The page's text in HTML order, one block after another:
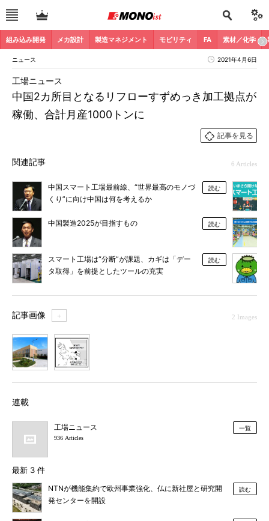
組み込み開発 メカ設計 製造マネジメント モビリティ FA 素材／化学
ニュース 2021年4月6日
中国2カ所目となるリフローすずめっき加工拠点が
稼働、合計月産1000トンに
工場ニュース
記事を見る
関連記事 6 Articles
中国スマート工場最前線、“世界最高のモノづ
くり”に向け中国は何を考えるか
読む
中国製造2025が目指すもの 読む
スマート工場は“分断”が課題、カギは「デー
タ取得」を前提としたツールの充実
読む
記事画像 ＋ 2 Images
連載
工場ニュース
936 Articles
一覧
最新 3 件
NTNが機能集約で欧州事業強化、仏に新社屋と研究開
発センターを開設
読む